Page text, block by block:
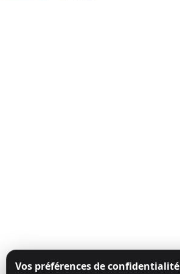
Vos préférences de confidentialité